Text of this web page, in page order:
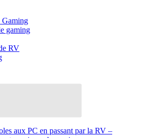
Gaming
gaming
RV
aux PC en passant par la RV –